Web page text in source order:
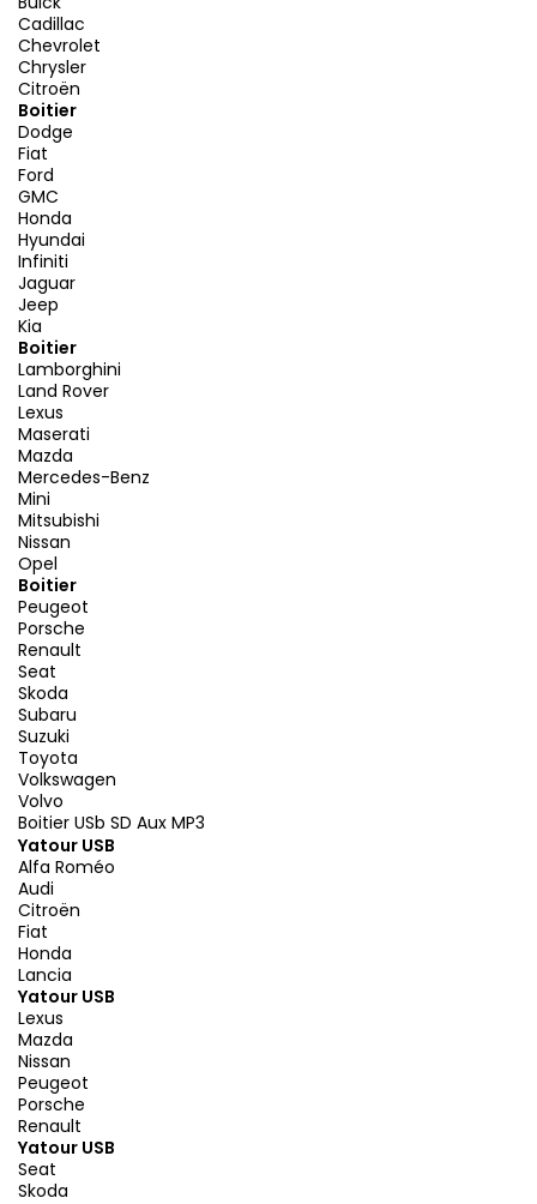
Cadillac
Chevrolet
Chrysler
Citroën
Boitier
Dodge
Fiat
Ford
GMC
Honda
Hyundai
Infiniti
Jaguar
Jeep
Kia
Boitier
Lamborghini
Land Rover
Lexus
Maserati
Mazda
Mercedes-Benz
Mini
Mitsubishi
Nissan
Opel
Boitier
Peugeot
Porsche
Renault
Seat
Skoda
Subaru
Suzuki
Toyota
Volkswagen
Volvo
Boitier USb SD Aux MP3
Yatour USB
Alfa Roméo
Audi
Citroën
Fiat
Honda
Lancia
Yatour USB
Lexus
Mazda
Nissan
Peugeot
Porsche
Renault
Yatour USB
Seat
Skoda